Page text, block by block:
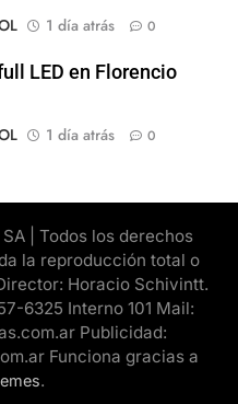
1 día atrás 0
LED en Florencio
1 día atrás 0
| Todos los derechos
la reproducción total o
Horacio Schivintt.
6325 Interno 101 Mail:
Publicidad:
Funciona gracias a
.